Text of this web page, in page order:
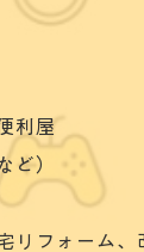
利屋
ど）
リフォーム